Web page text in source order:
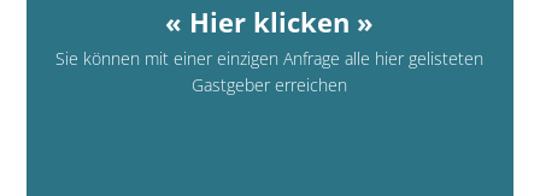
« Hier klicken »
Sie können mit einer einzigen Anfrage alle hier gelisteten
Gastgeber erreichen